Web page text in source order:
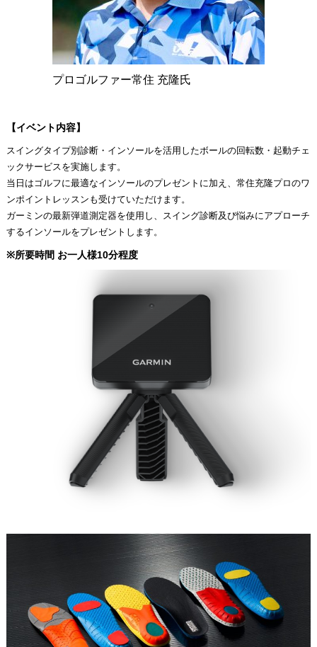
プロゴルファー常住 充隆氏
【イベント内容】
スイングタイプ別診断・インソールを活用したボールの回転数・起動チェ
ックサービスを実施します。
当日はゴルフに最適なインソールのプレゼントに加え、常住充隆プロのワ
ンポイントレッスンも受けていただけます。
ガーミンの最新弾道測定器を使用し、スイング診断及び悩みにアプローチ
するインソールをプレゼントします。
※所要時間 お一人様10分程度